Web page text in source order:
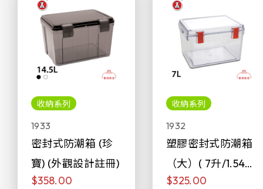
收納系列
1933
密封式防潮箱 (珍
寶) (外觀設計註冊)
$358.00
收納系列
1932
塑膠密封式防潮箱
（大）( 7升/1.54加
侖)
$325.00